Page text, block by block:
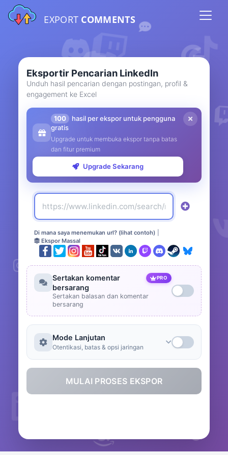
EXPORT COMMENTS
Eksportir Pencarian LinkedIn
Unduh hasil pencarian dengan postingan, profil &
engagement ke Excel
100
hasil per ekspor untuk pengguna
gratis
Upgrade untuk membuka ekspor tanpa batas
dan fitur premium
Upgrade Sekarang
Di mana saya menemukan url? (lihat contoh)
Ekspor Massal
Sertakan komentar
bersarang
PRO
Sertakan balasan dan komentar
bersarang
Mode Lanjutan
Otentikasi, batas & opsi jaringan
MULAI PROSES EKSPOR